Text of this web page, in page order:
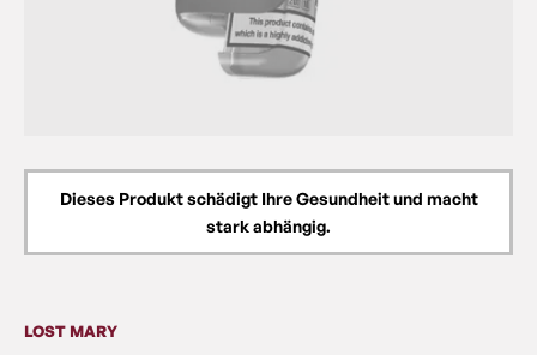
Dieses Produkt schädigt Ihre Gesundheit und macht
stark abhängig.
LOST MARY